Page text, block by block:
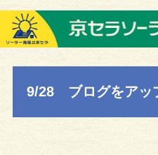
9/28 ブログをアッ